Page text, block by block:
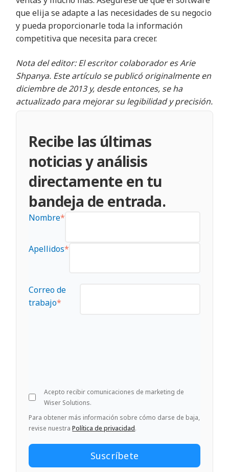
que elija se adapte a las necesidades de su negocio
y pueda proporcionarle toda la información
competitiva que necesita para crecer.
Nota del editor: El escritor colaborador es Arie
Shpanya. Este artículo se publicó originalmente en
diciembre de 2013 y, desde entonces, se ha
actualizado para mejorar su legibilidad y precisión.
Recibe las últimas
noticias y análisis
directamente en tu
bandeja de entrada.
Nombre*
Apellidos*
Correo de
trabajo*
Acepto recibir comunicaciones de marketing de
Wiser Solutions.
Para obtener más información sobre cómo darse de baja,
revise nuestraPolítica de privacidad.